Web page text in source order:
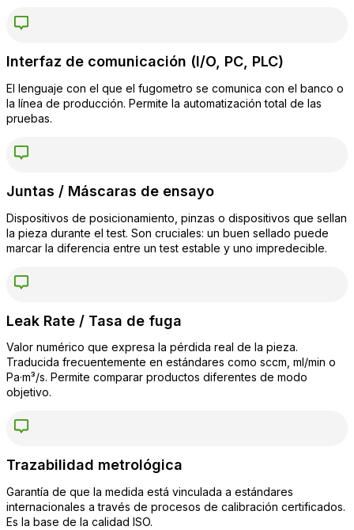
Interfaz de comunicación (I/O, PC, PLC)
El lenguaje con el que el fugometro se comunica con el banco o
la línea de producción. Permite la automatización total de las
pruebas.
Juntas / Máscaras de ensayo
Dispositivos de posicionamiento, pinzas o dispositivos que sellan
la pieza durante el test. Son cruciales: un buen sellado puede
marcar la diferencia entre un test estable y uno impredecible.
Leak Rate / Tasa de fuga
Valor numérico que expresa la pérdida real de la pieza.
Traducida frecuentemente en estándares como sccm, ml/min o
Pa·m³/s. Permite comparar productos diferentes de modo
objetivo.
Trazabilidad metrológica
Garantía de que la medida está vinculada a estándares
internacionales a través de procesos de calibración certificados.
Es la base de la calidad ISO.